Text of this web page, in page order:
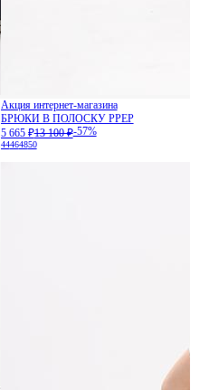
Акция интернет-магазина
БРЮКИ В ПОЛОСКУ PPEP
5 665 ₽13 100 ₽-57%
44464850